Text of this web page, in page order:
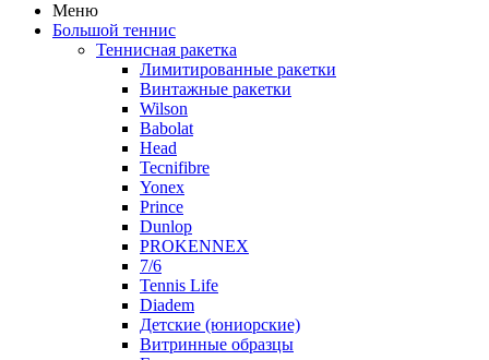
Меню
Большой теннис
Теннисная ракетка
Лимитированные ракетки
Винтажные ракетки
Wilson
Babolat
Head
Tecnifibre
Yonex
Prince
Dunlop
PROKENNEX
7/6
Tennis Life
Diadem
Детские (юниорские)
Витринные образцы